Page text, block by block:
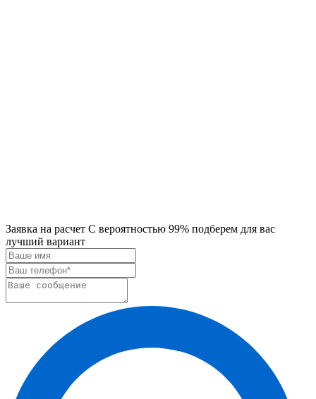
Заявка на расчет С вероятностью 99% подберем для вас
лучший вариант